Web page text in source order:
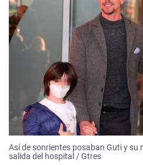
Así de sonrientes posaban Guti y su
salida del hospital / Gtres